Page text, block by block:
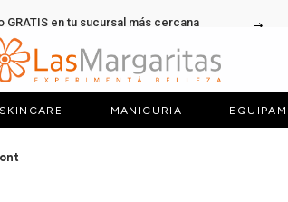
GRATIS en tu sucursal más cercana
SKINCARE MANICURIA